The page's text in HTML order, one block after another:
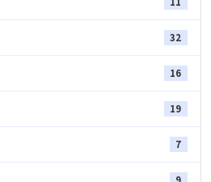
32
16
19
7
9